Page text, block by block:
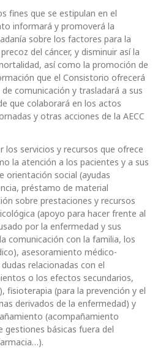
fines que se estipulan en el
informará y promoverá la
sobre los factores para la
del cáncer, y disminuir así la
así como la promoción de
que el Consistorio ofrecerá
comunicación y trasladará a sus
que colaborará en los actos
y otras acciones de la AECC
los servicios y recursos que ofrece
la atención a los pacientes y a sus
orientación social (ayudas
préstamo de material
sobre prestaciones y recursos
(apoyo para hacer frente al
por la enfermedad y sus
comunicación con la familia, los
asesoramiento médico-
relacionadas con el
o los efectos secundarios,
fisioterapia (para la prevención y el
derivados de la enfermedad) y
(acompañamiento
básicas fuera del